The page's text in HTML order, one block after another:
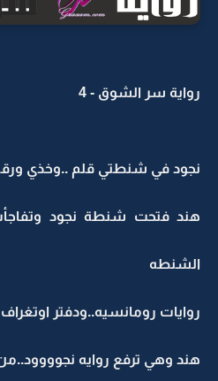
رواية سر الشوق - 4
نجود في شنطتي قلم ..وخذي
هند فتحت شنطة نجود
الشنطه
روايات رومانسيه..ودفتر
هند وهي ترفع روايه